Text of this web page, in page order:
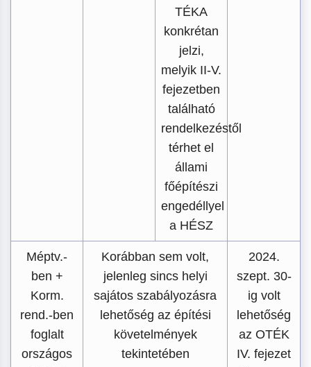
TÉKA
konkrétan
jelzi,
melyik II-V.
fejezetben
található
rendelkezéstől
térhet el
állami
főépítészi
engedéllyel
a HÉSZ
Méptv.-
ben +
Korm.
rend.-ben
foglalt
országos
Korábban sem volt,
jelenleg sincs helyi
sajátos szabályozásra
lehetőség az építési
követelmények
tekintetében
2024.
szept. 30-
ig volt
lehetőség
az OTÉK
IV. fejezet